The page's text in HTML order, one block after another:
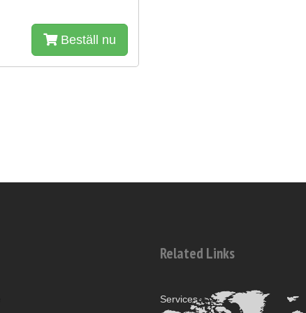
Beställ nu
Related Links
Services